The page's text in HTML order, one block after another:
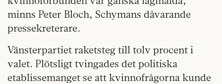
minns Peter Bloch, Schymans dåvarande
pressekreterare.
Vänsterpartiet raketsteg till tolv procent i
valet. Plötsligt tvingades det politiska
etablissemanget se att kvinnofrågorna kunde